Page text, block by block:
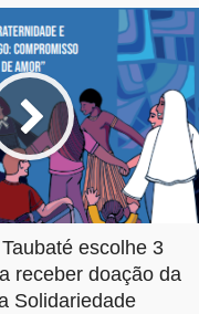
escolhe 3
receber doação da
Solidariedade